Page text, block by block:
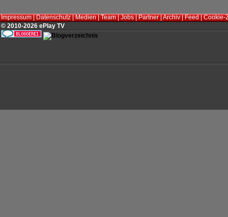
Impressum|Datenschutz|Medien|Team|Jobs|Partner|Archiv|Feed|Cookie-
© 2010-2026 ePlay TV